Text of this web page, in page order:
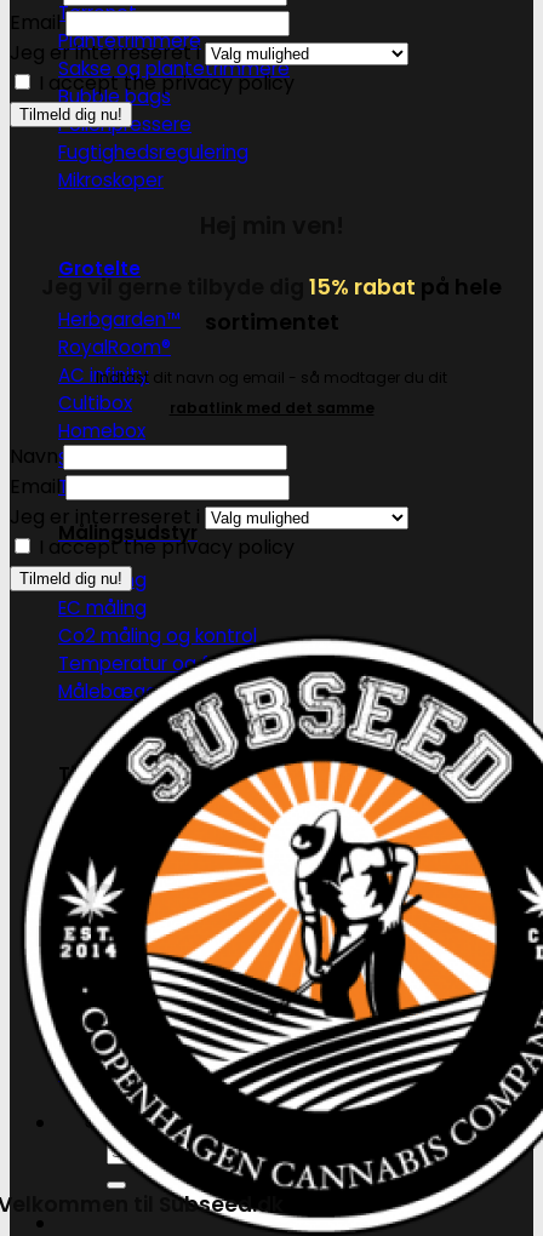
Tørrenet
Plantetrimmere
Sakse og plantetrimmere
Bubble bags
Pollenpressere
Fugtighedsregulering
Mikroskoper
Grotelte
Herbgarden™
RoyalRoom®
AC infinity
Cultibox
Homebox
Secret Jardine
Tilbehør til grotelte
Målingsudstyr
PH måling
EC måling
Co2 måling og kontrol
Temperatur og fugtighedsmålere
Målebægere og sprays
Tilbehør
Tape og fastgørelse
Kurv
Ingen produkter i kurven.
Tilbage til shoppen
Søg
efter:
Email
Jeg er interreseret i
I accept the privacy policy
Jeg vil gerne tilbyde dig 15% rabat på hele
sortimentet
Indtast dit navn og email - så modtager du dit
rabatlink med det samme
Navn
Email
Jeg er interreseret i
I accept the privacy policy
til Subseed.dk